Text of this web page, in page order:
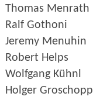
Thomas Menrath
Ralf Gothoni
Jeremy Menuhin
Robert Helps
Wolfgang Kühnl
Holger Groschopp